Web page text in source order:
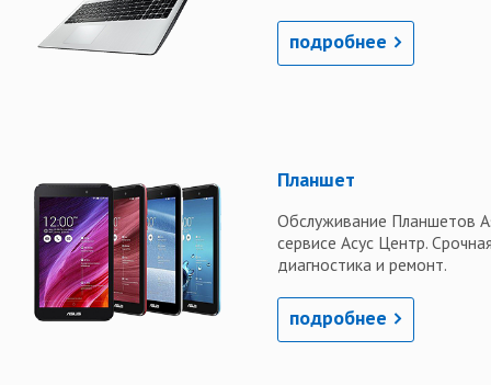
подробнее
Планшет
Обслуживание Планшетов
сервисе Асус Центр.
диагностика и ремонт.
подробнее